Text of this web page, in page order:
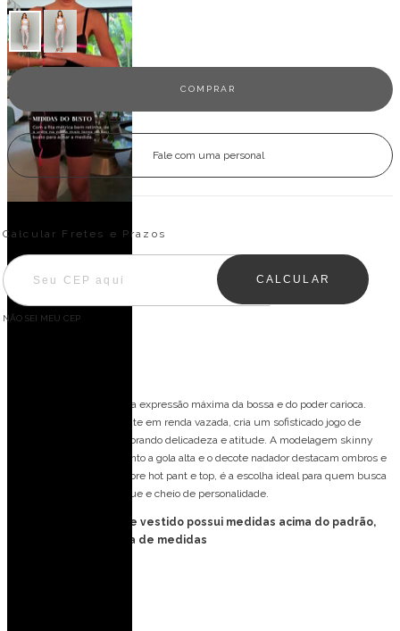
Fale com uma personal
Entregas para o CEP:
Calcular Fretes e Prazos
CALCULAR
NÃO SEI MEU CEP
O Macacão Copacabana é a expressão máxima da bossa e do poder carioca.
Confeccionado inteiramente em renda vazada, cria um sofisticado jogo de
mostra-e-esconde, equilibrando delicadeza e atitude. A modelagem skinny
valoriza a silhueta, enquanto a gola alta e o decote nadador destacam ombros e
colo. Perfeito para usar sobre hot pant e top, é a escolha ideal para quem busca
um look impactante, chique e cheio de personalidade.
FORMA PEQUENA: esse vestido possui medidas acima do padrão,
favor consultar tabela de medidas